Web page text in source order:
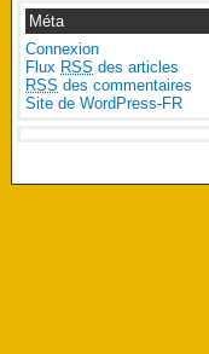
Méta
Connexion
Flux RSS des articles
RSS des commentaires
Site de WordPress-FR